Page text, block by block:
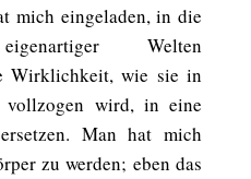
mich eingeladen, in die
Welten
Wirklichkeit, wie sie in
vollzogen wird, in eine
Man hat mich
zu werden; eben das